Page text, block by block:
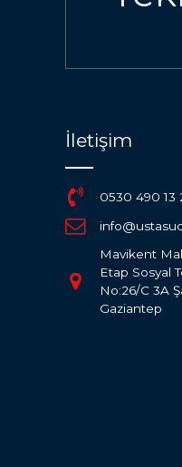
İletişim
0530 490 13
Mavikent
Etap Sosyal
No:26/C 3A
Gaziantep